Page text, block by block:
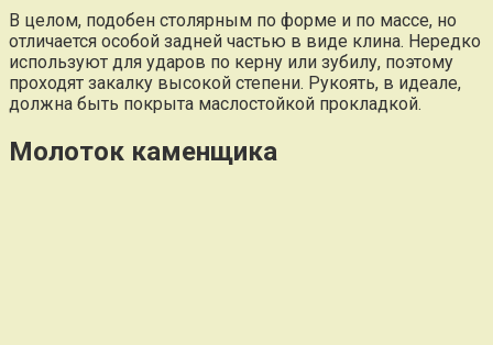
В целом, подобен столярным по форме и по массе, но
отличается особой задней частью в виде клина. Нередко
используют для ударов по керну или зубилу, поэтому
проходят закалку высокой степени. Рукоять, в идеале,
должна быть покрыта маслостойкой прокладкой.
Молоток каменщика